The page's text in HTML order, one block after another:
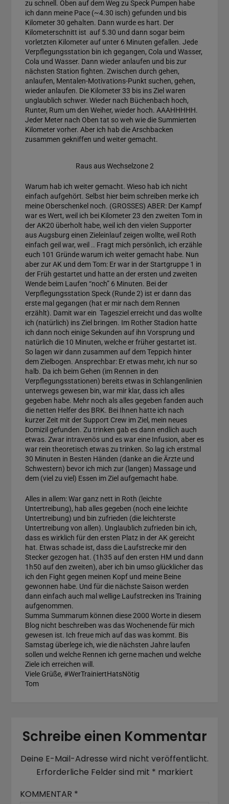
zu schnell. Oben auf dem Weg zu Speck Pumpen habe
ich dann meine Pace (~4.30 isch) gefunden und bis
Kilometer 30 gehalten. Dann wurde es hart. Der
Kilometerschnitt ist auf 5.30 und dann sogar beim
vorletzten Kilometer auf unter 6 Minuten gefallen. Jede
Verpflegungsstation bin ich gegangen, Cola und Wasser,
Cola und Wasser. Dann wieder anlaufen und bis zur
nächsten Station fighten. Zwischen durch gehen,
anlaufen, Mentalen-Motivations-Punkt suchen, gehen,
wieder anlaufen. Die Kilometer 33 bis ins Ziel waren
unglaublich schwer. Wieder nach Büchenbach hoch,
Runter, Rum um den Weiher, wieder hoch. AAAHHHHH.
Jeder Meter nach Oben tat so weh wie die Summierten
Kilometer vorher. Aber ich hab die Arschbacken
zusammen gekniffen und weiter gemacht.
Raus aus Wechselzone 2
Warum hab ich weiter gemacht. Wieso hab ich nicht
einfach aufgehört. Selbst hier beim schreiben merke ich
meine Oberschenkel noch. (GROSSES) ABER: Der Kampf
war es Wert, weil ich bei Kilometer 23 den zweiten Tom in
der AK20 überholt habe, weil ich den vielen Supporter
aus Augsburg einen Zieleinlauf zeigen wollte, weil Roth
einfach geil war, weil .. Fragt mich persönlich, ich erzähle
euch 101 Gründe warum ich weiter gemacht habe. Nun
aber zur AK und dem Tom: Er war in der Startgruppe 1 in
der Früh gestartet und hatte an der ersten und zweiten
Wende beim Laufen “noch” 6 Minuten. Bei der
Verpflegungsstation Speck (Runde 2) ist er dann das
erste mal gegangen (hat er mir nach dem Rennen
erzählt). Damit war ein Tagesziel erreicht und das wollte
ich (natürlich) ins Ziel bringen. Im Rother Stadion hatte
ich dann noch einige Sekunden auf ihn Vorsprung und
natürlich die 10 Minuten, welche er früher gestartet ist.
So lagen wir dann zusammen auf dem Teppich hinter
dem Zielbogen. Ansprechbar: Er etwas mehr, ich nur so
halb. Da ich beim Gehen (im Rennen in den
Verpflegungsstationen) bereits etwas in Schlangenlinien
unterwegs gewesen bin, war mir klar, dass ich alles
gegeben habe. Mehr noch als alles gegeben fanden auch
die netten Helfer des BRK. Bei Ihnen hatte ich nach
kurzer Zeit mit der Support Crew im Ziel, mein neues
Domizil gefunden. Zu trinken gab es dann endlich auch
etwas. Zwar intravenös und es war eine Infusion, aber es
war rein theoretisch etwas zu trinken. So lag ich erstmal
30 Minuten in Besten Händen (danke an die Ärzte und
Schwestern) bevor ich mich zur (langen) Massage und
dem (viel zu viel) Essen im Ziel aufgemacht habe.
Alles in allem: War ganz nett in Roth (leichte
Untertreibung), hab alles gegeben (noch eine leichte
Untertreibung) und bin zufrieden (die leichterste
Untertreibung von allen). Unglaublich zufrieden bin ich,
dass es wirklich für den ersten Platz in der AK gereicht
hat. Etwas schade ist, dass die Laufstrecke mir den
Stecker gezogen hat. (1h35 auf den ersten HM und dann
1h50 auf den zweiten), aber ich bin umso glücklicher das
ich den Fight gegen meinen Kopf und meine Beine
gewonnen habe. Und für die nächste Saison werden
dann einfach auch mal wellige Laufstrecken ins Training
aufgenommen.
Summa Summarum können diese 2000 Worte in diesem
Blog nicht beschreiben was das Wochenende für mich
gewesen ist. Ich freue mich auf das was kommt. Bis
Samstag überlege ich, wie die nächsten Jahre laufen
sollen und welche Rennen ich gerne machen und welche
Ziele ich erreichen will.
Viele Grüße, #WerTrainiertHatsNötig
Tom
Schreibe einen Kommentar
Deine E-Mail-Adresse wird nicht veröffentlicht.
Erforderliche Felder sind mit * markiert
KOMMENTAR *